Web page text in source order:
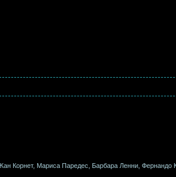
Корнет, Мариса Паредес, Барбара Ленни, Фернандо